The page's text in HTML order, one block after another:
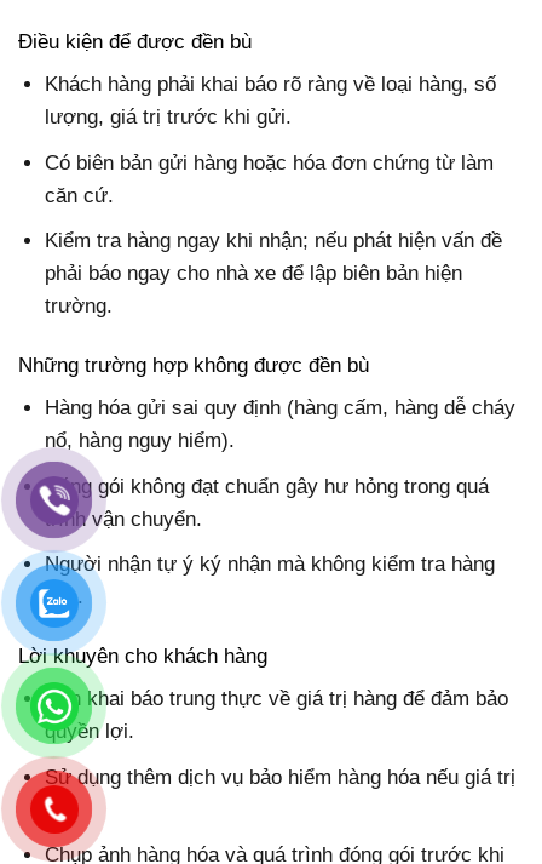
Điều kiện để được đền bù
Khách hàng phải khai báo rõ ràng về loại hàng, số
lượng, giá trị trước khi gửi.
Có biên bản gửi hàng hoặc hóa đơn chứng từ làm
căn cứ.
Kiểm tra hàng ngay khi nhận; nếu phát hiện vấn đề
phải báo ngay cho nhà xe để lập biên bản hiện
trường.
Những trường hợp không được đền bù
Hàng hóa gửi sai quy định (hàng cấm, hàng dễ cháy
nổ, hàng nguy hiểm).
Đóng gói không đạt chuẩn gây hư hỏng trong quá
trình vận chuyển.
Người nhận tự ý ký nhận mà không kiểm tra hàng
hóa.
Lời khuyên cho khách hàng
Nên khai báo trung thực về giá trị hàng để đảm bảo
quyền lợi.
Sử dụng thêm dịch vụ bảo hiểm hàng hóa nếu giá trị
lớn.
Chụp ảnh hàng hóa và quá trình đóng gói trước khi